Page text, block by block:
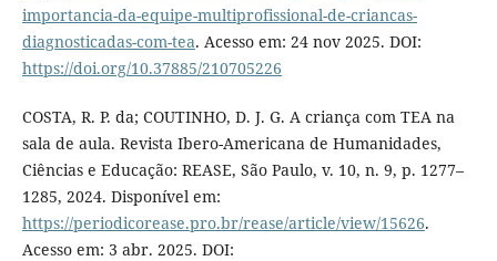
importancia-da-equipe-multiprofissional-de-criancas-
diagnosticadas-com-tea. Acesso em: 24 nov 2025. DOI:
https://doi.org/10.37885/210705226
COSTA, R. P. da; COUTINHO, D. J. G. A criança com TEA na
sala de aula. Revista Ibero-Americana de Humanidades,
Ciências e Educação: REASE, São Paulo, v. 10, n. 9, p. 1277–
1285, 2024. Disponível em:
https://periodicorease.pro.br/rease/article/view/15626.
Acesso em: 3 abr. 2025. DOI: